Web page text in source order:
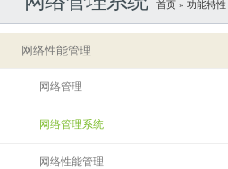
首页» 功能特性
网络性能管理
网络管理
网络管理系统
网络性能管理